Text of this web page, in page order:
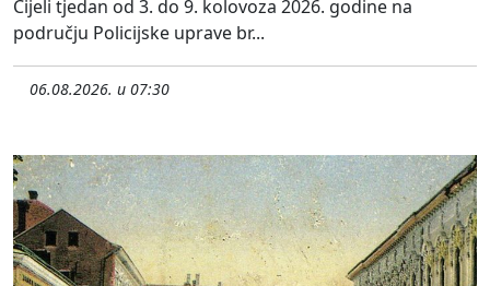
Cijeli tjedan od 3. do 9. kolovoza 2026. godine na
području Policijske uprave br...
06.08.2026. u 07:30